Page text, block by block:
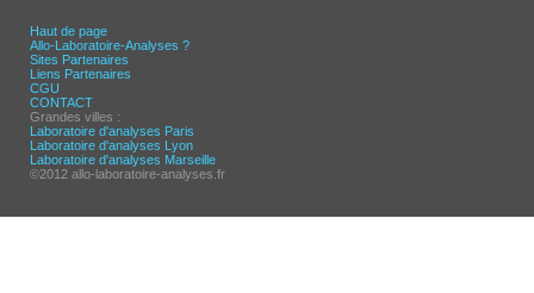
Haut de page
Allo-Laboratoire-Analyses ?
Sites Partenaires
Liens Partenaires
CGU
CONTACT
Grandes villes :
Laboratoire d'analyses Paris
Laboratoire d'analyses Lyon
Laboratoire d'analyses Marseille
©2012 allo-laboratoire-analyses.fr